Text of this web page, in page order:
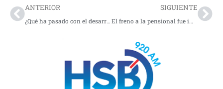
ANTERIOR
¿Qué ha pasado con el desarrollo de la costa pacífica nariñense?
SIGUIENTE
El freno a la pensional fue impuesto por Óscar Villamizar